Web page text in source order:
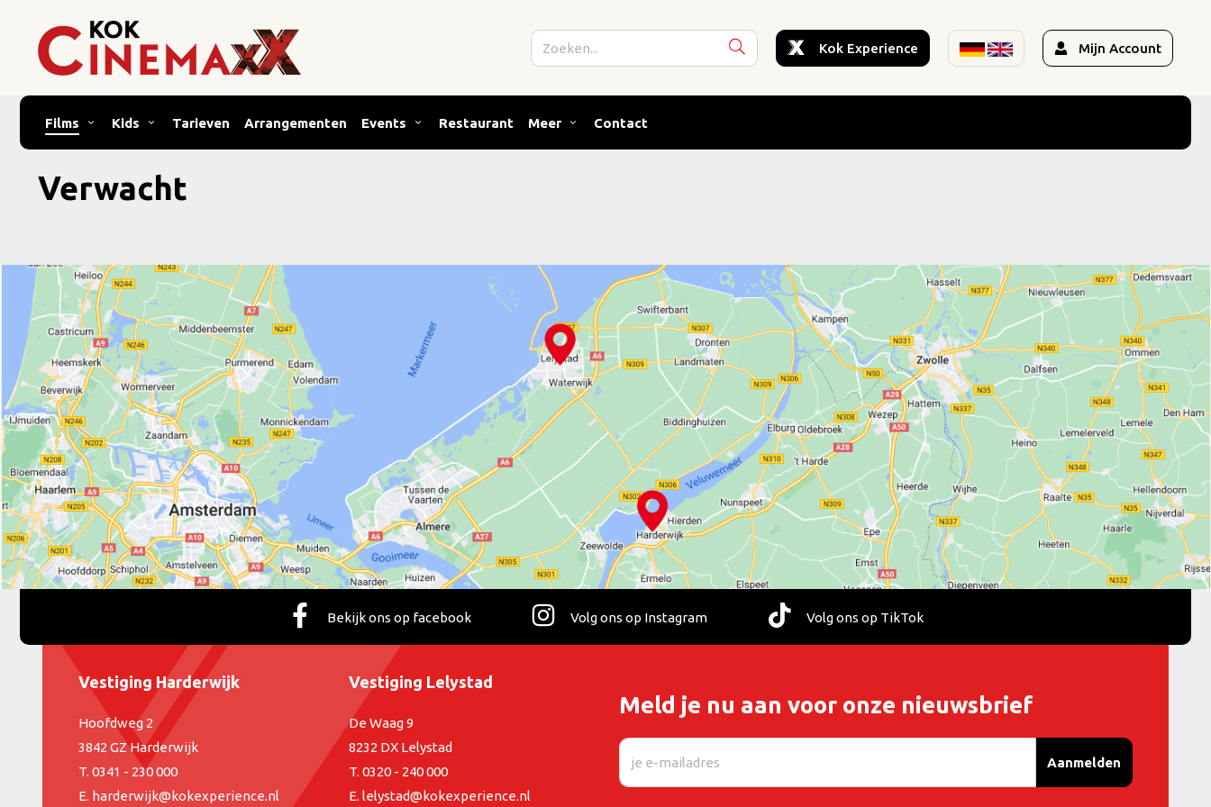
Kok Experience Mijn Account
Films Kids Tarieven Arrangementen Events Restaurant Meer Contact
Verwacht
Bekijk ons op facebook Volg ons op Instagram Volg ons op TikTok
Meld je nu aan voor onze nieuwsbrief
Aanmelden
Vestiging Lelystad
De Waag 9
8232 DX Lelystad
T. 0320 - 240 000
E. lelystad@kokexperience.nl
Vestiging Harderwijk
Hoofdweg 2
3842 GZ Harderwijk
T. 0341 - 230 000
E. harderwijk@kokexperience.nl